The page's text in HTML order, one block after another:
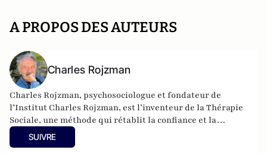
A PROPOS DES AUTEURS
Charles Rojzman
Charles Rojzman, psychosociologue et fondateur de
l’Institut Charles Rojzman, est l’inventeur de la Thérapie
Sociale, une méthode qui rétablit la confiance et la
communication là où les divisions dominent. Charles
Rojzman a publié en 2025 « Les masques tombent Illusions
SUIVRE